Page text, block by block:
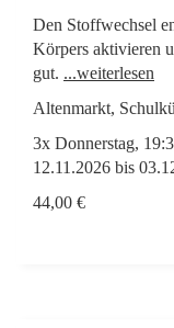
Den Stoffwechsel
Körpers aktivieren
gut. ...weiterlesen
Altenmarkt,
3x Donnerstag,
12.11.2026 bis
44,00 €